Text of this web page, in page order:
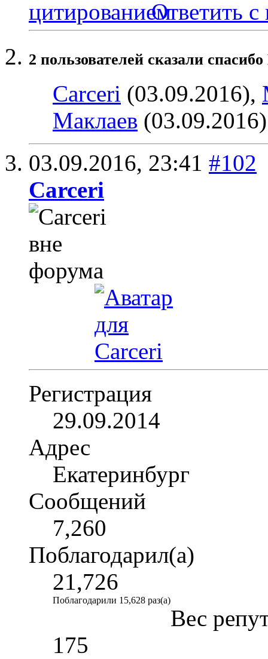
Ответить с
2 пользователей сказали
Carceri (03.09.2016),
Маклаев (03.09.2016)
03.09.2016, 23:41 #102
Carceri
Регистрация
29.09.2014
Адрес
Екатеринбург
Сообщений
7,260
Поблагодарил(а)
21,726
Поблагодарили 15,628 раз(а)
Вес
175